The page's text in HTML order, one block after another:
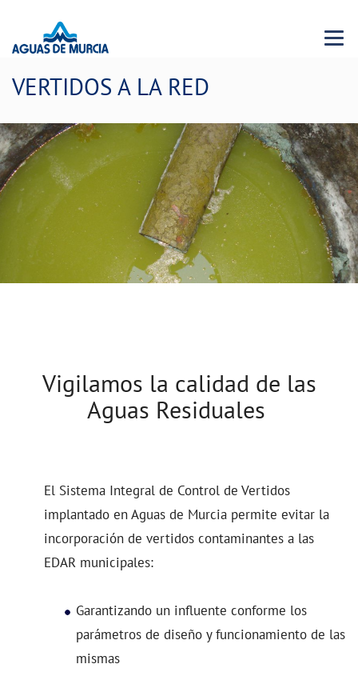
Menu
VERTIDOS A LA RED
Vigilamos la calidad de las
Aguas Residuales
El Sistema Integral de Control de Vertidos
implantado en Aguas de Murcia permite evitar la
incorporación de vertidos contaminantes a las
EDAR municipales:
Garantizando un influente conforme los
parámetros de diseño y funcionamiento de las
mismas